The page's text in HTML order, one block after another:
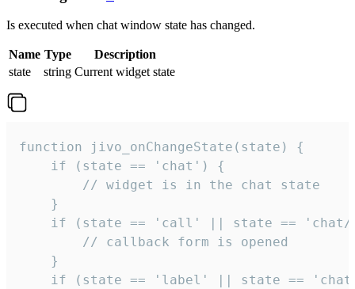
Is executed when chat window state has changed.
Name Type
Description
state
string Current widget state
function jivo_onChangeState(state) {
    if (state == 'chat') {
        // widget is in the chat state
    }
if (state == 'call' || state ==
        // callback form is opened
    }
if (state == 'label' || state ==